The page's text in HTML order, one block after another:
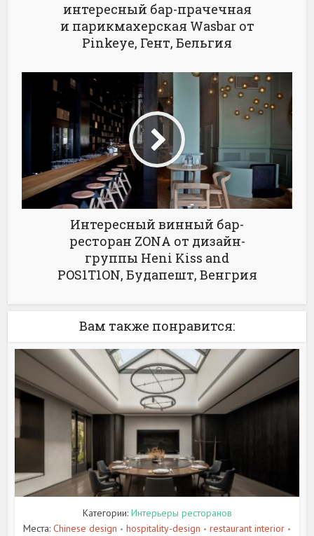
интересный бар-прачечная
и парикмахерская Wasbar от
Pinkeye, Гент, Бельгия
Интересный винный бар-
ресторан ZONA от дизайн-
группы Heni Kiss and
POS1T1ON, Будапешт, Венгрия
Вам также понравится:
Категории: Интерьеры ресторанов
Места: Chinese design • hospitality-design • restaurant interior •